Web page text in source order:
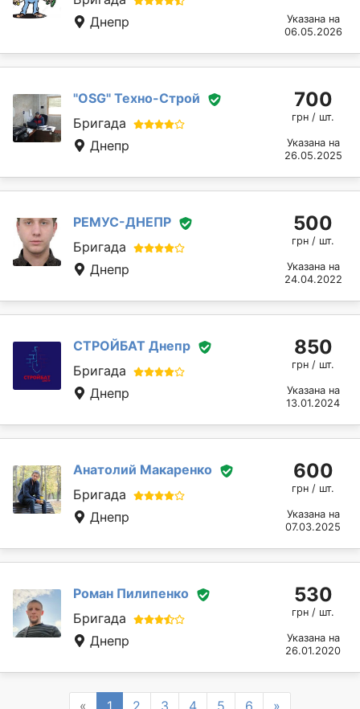
Днепр
Указана на
06.05.2026
"OSG" Техно-Строй
Бригада
Днепр
700
грн / шт.
Указана на
26.05.2025
РЕМУС-ДНЕПР
Бригада
Днепр
500
грн / шт.
Указана на
24.04.2022
СТРОЙБАТ Днепр
Бригада
Днепр
850
грн / шт.
Указана на
13.01.2024
Анатолий Макаренко
Бригада
Днепр
600
грн / шт.
Указана на
07.03.2025
Роман Пилипенко
Бригада
Днепр
530
грн / шт.
Указана на
26.01.2020
Previous